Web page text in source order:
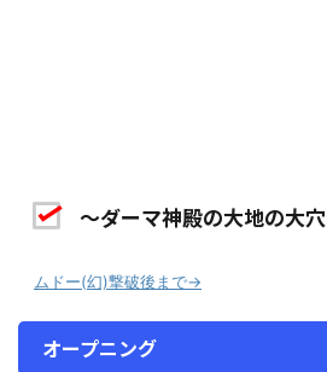
～ダーマ神殿の大地の大穴
ムドー(幻)撃破後まで→
オープニング